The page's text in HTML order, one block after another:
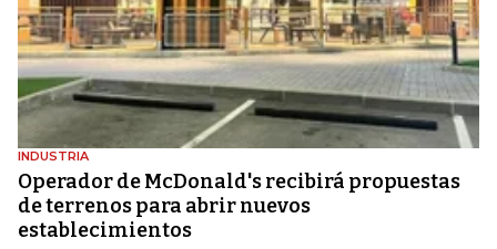
INDUSTRIA
Operador de McDonald's recibirá propuestas
de terrenos para abrir nuevos
establecimientos